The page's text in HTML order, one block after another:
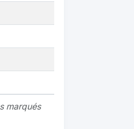
marqués